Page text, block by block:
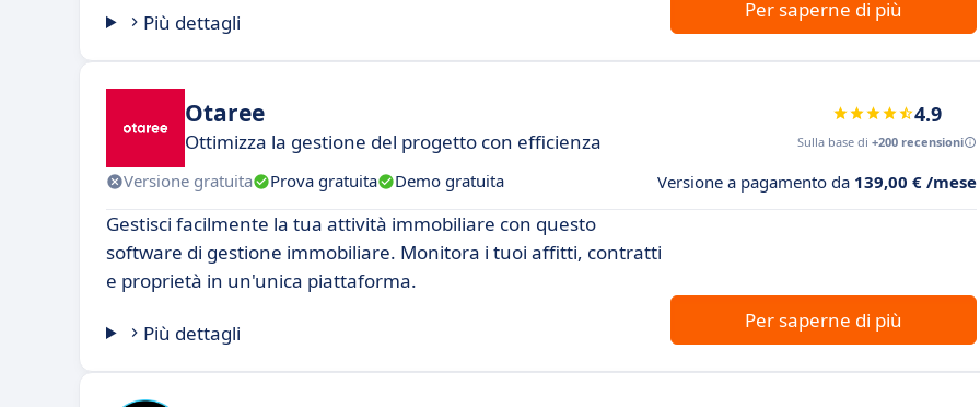
Più dettagli
Per saperne di più
Otaree
Ottimizza la gestione del progetto con efficienza
4.9
Sulla base di +200 recensioni
Versione gratuita Prova gratuita Demo gratuita Versione a pagamento da 139,00 € /mese
Gestisci facilmente la tua attività immobiliare con questo
software di gestione immobiliare. Monitora i tuoi affitti, contratti
e proprietà in un'unica piattaforma.
Più dettagli
Per saperne di più